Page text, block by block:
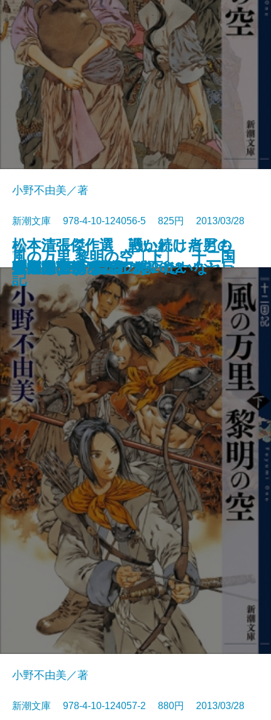
下天を謀る〔下〕
ぎっちょんちょん
宮本武蔵(四)
マボロシの鳥
とりあたま事変
三国志(五) 孔明の巻
宮本武蔵(三)
松本清張傑作選 戦い続けた男の
素顔―宮部みゆきオリジナルセレ
クション―
松本清張傑作選 憑かれし者ども
―桐野夏生オリジナルセレクショ
ン―
風の万里 黎明の空〔上〕 十二国
記
小野不由美／著
新潮文庫 978-4-10-124056-5 825円 2013/03/28
文庫
風の万里 黎明の空〔下〕 十二国
記
小野不由美／著
新潮文庫 978-4-10-124057-2 880円 2013/03/28
一週間
残るは食欲
俺俺
人生のこつあれこれ 2012
砂の上のあなた
もいちどあなたにあいたいな
マドンナ・ヴェルデ
三国志(三) 草莽の巻
三国志(四) 臣道の巻